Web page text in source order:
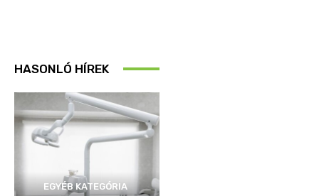
HASONLÓ HÍREK
EGYÉB KATEGÓRIA